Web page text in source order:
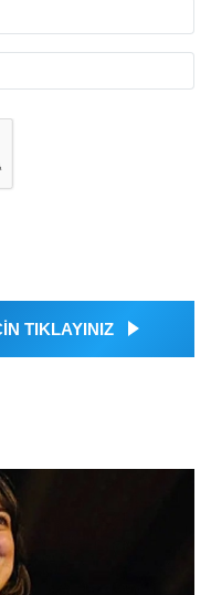
TIKLAYINIZ